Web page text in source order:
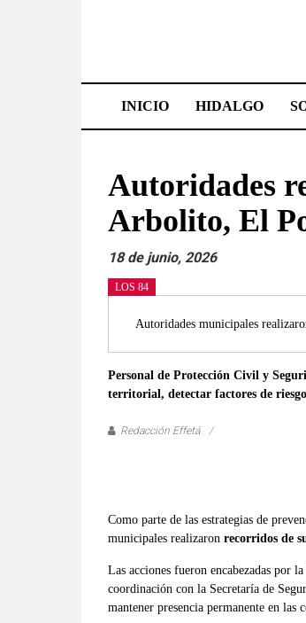
El
periódico
de
noticias
estado,
verificadas
y
serio
y
responsable
INICIO HIDALGO
Autoridades
Arbolito, El
18 de junio, 2026
Autoridades municipales
LOS 84
Personal de Protección Civil y
territorial, detectar factores de
Redacción Effetá
Como parte de las estrategias de
municipales realizaron recorridos de
Las acciones fueron encabezadas por
coordinación con la Secretaría de
mantener presencia permanente en las